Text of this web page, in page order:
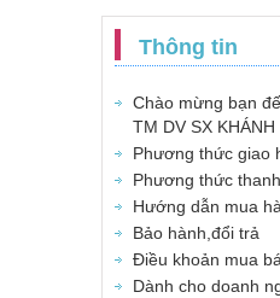
Thông tin
Chào mừng bạn
TM DV SX KHÁNH
Phương thức giao
Phương thức
Hướng dẫn mua
Bảo hành,đổi trả
Điều khoản mua
Dành cho doanh